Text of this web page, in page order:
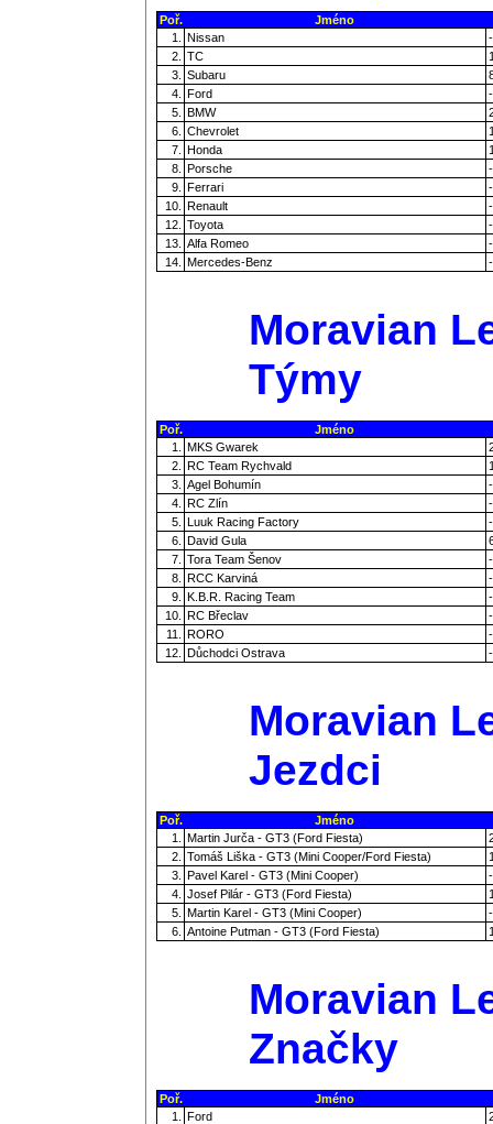
Poř.
Jméno
1.
Nissan
-
2.
TC
3.
Subaru
4.
Ford
-
5.
BMW
6.
Chevrolet
7.
Honda
8.
Porsche
-
9.
Ferrari
-
10.
Renault
-
12.
Toyota
-
13.
Alfa Romeo
-
14.
Mercedes-Benz -
Moravian
Týmy
Poř.
Jméno
1.
MKS Gwarek
2.
RC Team Rychvald
3.
Agel Bohumín
-
4.
RC Zlín
-
5.
Luuk Racing Factory
-
6.
David Gula
7.
Tora Team Šenov
-
8.
RCC Karviná
-
9.
K.B.R. Racing Team
-
10.
RC Břeclav
-
11.
RORO
-
12.
Důchodci Ostrava -
Moravian
Jezdci
Poř.
Jméno
1.
Martin Jurča - GT3 (Ford Fiesta)
2.
Tomáš Liška - GT3 (Mini Cooper/Ford Fiesta)
3.
Pavel Karel - GT3 (Mini Cooper)
-
4.
Josef Pilár - GT3 (Ford Fiesta)
5.
Martin Karel - GT3 (Mini Cooper)
-
6.
Antoine Putman - GT3 (Ford Fiesta)
Moravian
Značky
Poř.
Jméno
1.
Ford